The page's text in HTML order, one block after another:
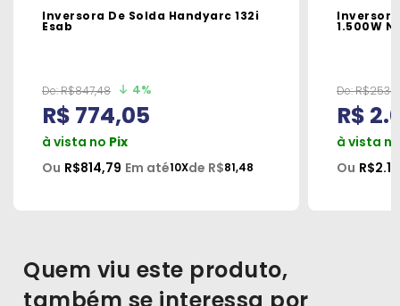
Inversora De Solda Handyarc 132i
Esab
De:R$847,48 4%
R$ 774,05
à vista no Pix
Ou R$814,79 Em até10Xde R$81,48
Inversora
De:
R$
à vista
Ou
Quem viu este produto,
também se interessa por